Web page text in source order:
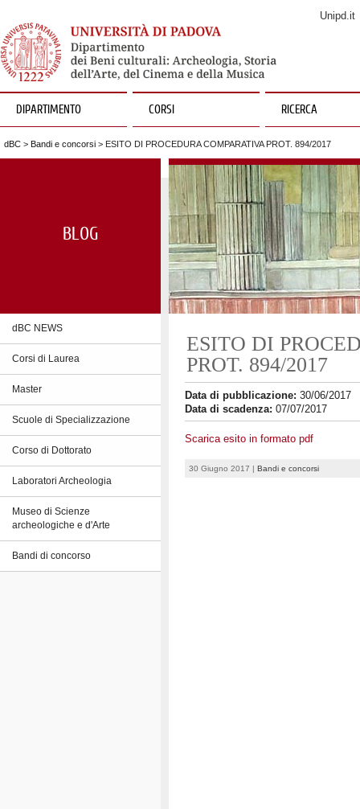
Unipd.it
DIPARTIMENTO CORSI RICERCA
dBC > Bandi e concorsi > ESITO DI PROCEDURA COMPARATIVA PROT. 894/2017
BLOG
dBC NEWS
Corsi di Laurea
Master
Scuole di Specializzazione
Corso di Dottorato
Laboratori Archeologia
Museo di Scienze
archeologiche e d'Arte
Bandi di concorso
ESITO DI
PROT. 894/2017
Data di pubblicazione: 30/06/2017
Data di scadenza: 07/07/2017
Scarica esito in formato pdf
30 Giugno 2017 | Bandi e concorsi